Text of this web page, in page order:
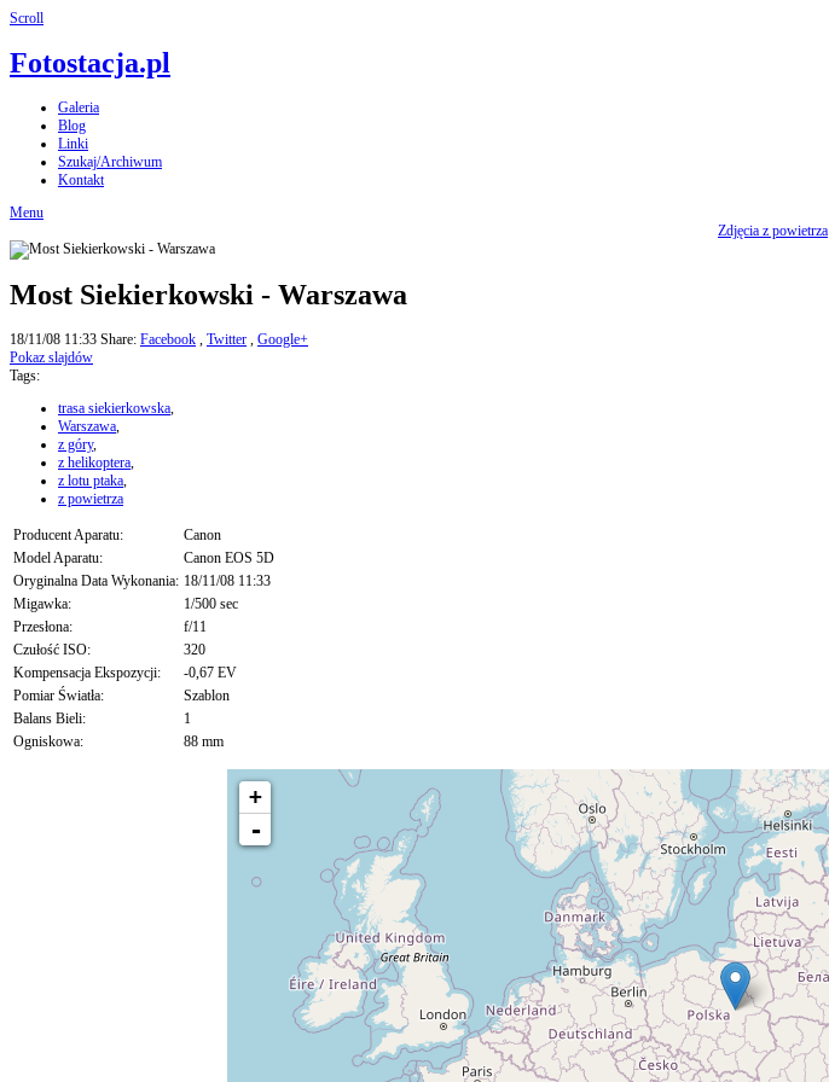
Scroll
Fotostacja.pl
Galeria
Blog
Linki
Szukaj/Archiwum
Kontakt
Menu
Zdjęcia z powietrza
Most Siekierkowski - Warszawa
18/11/08 11:33 Share: Facebook , Twitter , Google+
Pokaz slajdów
Tags:
trasa siekierkowska,
Warszawa,
z góry,
z helikoptera,
z lotu ptaka,
z powietrza
Producent Aparatu:
Canon
Model Aparatu:
Canon EOS 5D
Oryginalna Data Wykonania: 18/11/08 11:33
Migawka:
1/500 sec
Przesłona:
f/11
Czułość ISO:
320
Kompensacja Ekspozycji:
-0,67 EV
Pomiar Światła:
Szablon
Balans Bieli:
1
Ogniskowa:
88 mm
+
-